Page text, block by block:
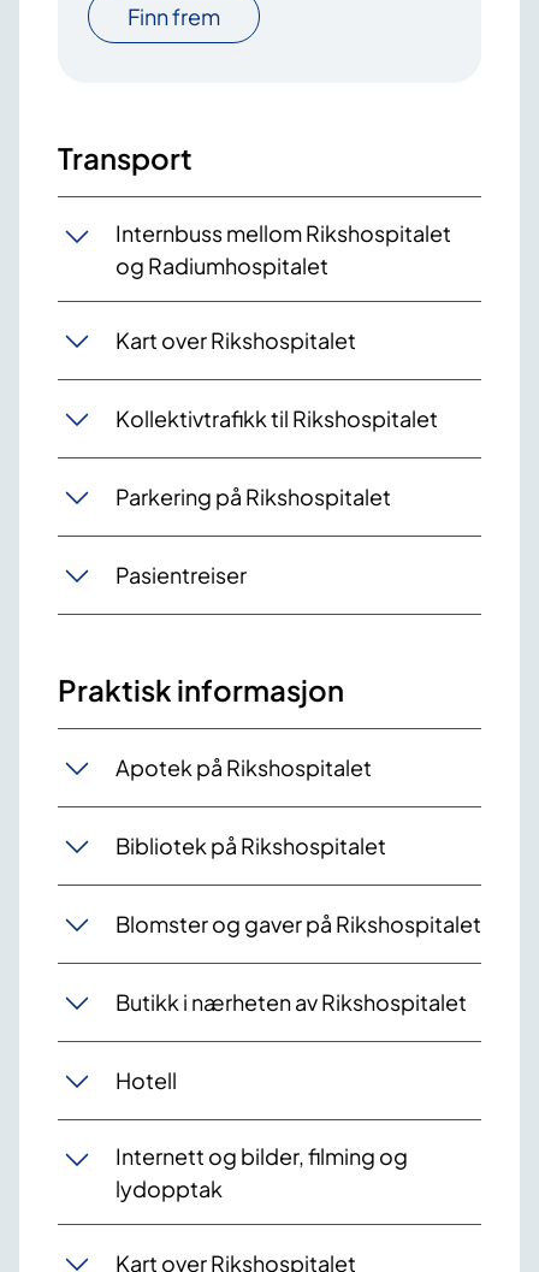
Finn frem
Transport
Internbuss mellom Rikshospitalet
og Radiumhospitalet
Kart over Rikshospitalet
Kollektivtrafikk til Rikshospitalet
Parkering på Rikshospitalet
Pasientreiser
Praktisk informasjon
Apotek på Rikshospitalet
Bibliotek på Rikshospitalet
Blomster og gaver på Rikshospitalet
Butikk i nærheten av Rikshospitalet
Hotell
Internett og bilder, filming og
lydopptak
Kart over Rikshospitalet